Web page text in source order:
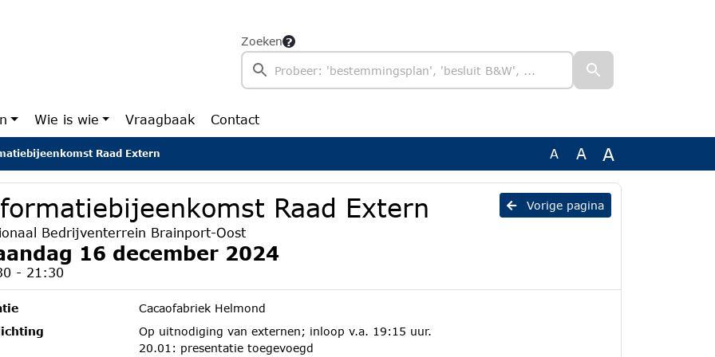
Zoeken
Wie is wie Vraagbaak Contact
Raad Extern A A A
Vorige pagina
Raad Extern
Bedrijventerrein Brainport-Oost
16 december 2024
- 21:30
Cacaofabriek Helmond
Op uitnodiging van externen; inloop v.a. 19:15 uur.
20.01: presentatie toegevoegd